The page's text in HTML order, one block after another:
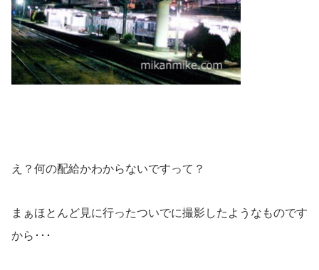
え？何の配給かわからないですって？
まぁほとんど見に行ったついでに撮影したようなものです
から･･･